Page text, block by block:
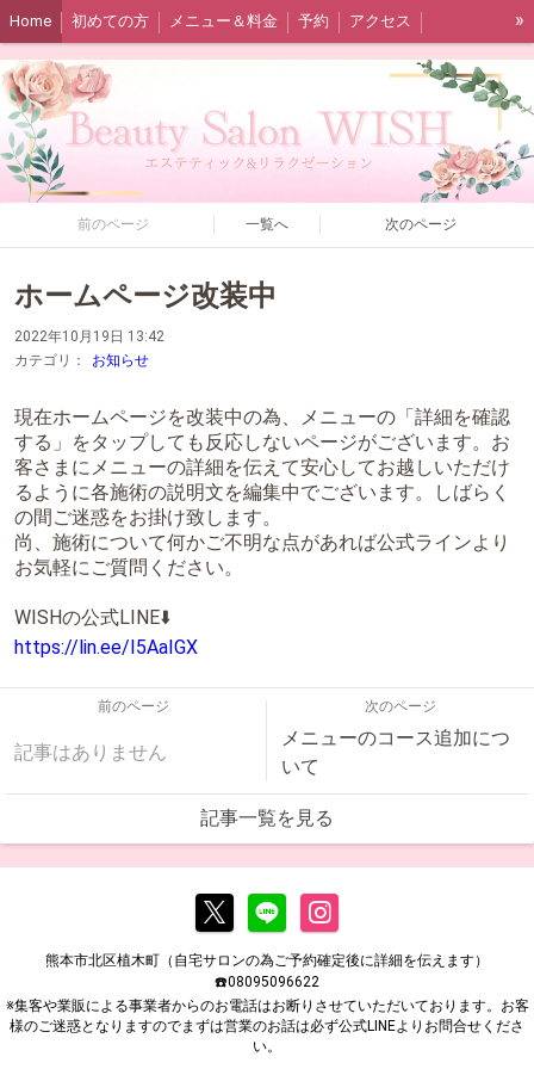
Home 初めての方 メニュー＆料金 予約 アクセス
スタッフ紹介＆ブログ 必読事項
»
前のページ 一覧へ 次のページ
ホームページ改装中
2022年10月19日 13:42
カテゴリ：
お知らせ
現在ホームページを改装中の為、メニューの「詳細を確認
する」をタップしても反応しないページがございます。お
客さまにメニューの詳細を伝えて安心してお越しいただけ
るように各施術の説明文を編集中でございます。しばらく
の間ご迷惑をお掛け致します。
尚、施術について何かご不明な点があれば公式ラインより
お気軽にご質問ください。
WISHの公式LINE⬇️
https://lin.ee/I5AaIGX
前のページ
記事はありません
次のページ
メニューのコース追加につ
いて
記事一覧を見る
熊本市北区植木町（自宅サロンの為ご予約確定後に詳細を伝えます）
☎️08095096622
※集客や業販による事業者からのお電話はお断りさせていただいております。お客
様のご迷惑となりますのでまずは営業のお話は必ず公式LINEよりお問合せくださ
い。